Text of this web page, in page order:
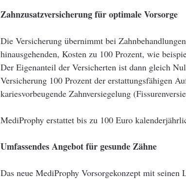
Zahnzusatzversicherung für optimale Vorsorge
Die Versicherung übernimmt bei
hinausgehenden, Kosten zu 100 Prozent, wie
Der Eigenanteil der Versicherten ist dann gleich
Versicherung 100 Prozent der erstattungsfähigen
kariesvorbeugende Zahnversiegelung
MediProphy erstattet bis zu 100 Euro
Umfassendes Angebot für gesunde Zähne
Das neue MediProphy Vorsorgekonzept mit